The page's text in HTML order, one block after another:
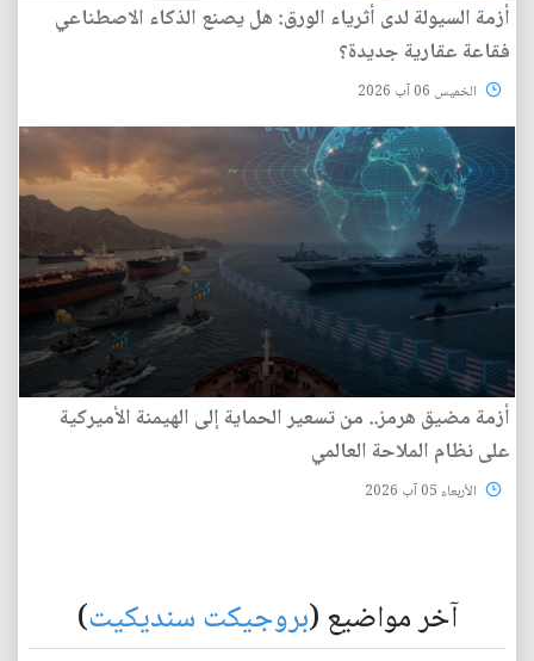
أزمة السيولة لدى أثرياء الورق: هل يصنع الذكاء الاصطناعي
فقاعة عقارية جديدة؟
الخميس 06 آب 2026
أزمة مضيق هرمز.. من تسعير الحماية إلى الهيمنة الأميركية
على نظام الملاحة العالمي
الأربعاء 05 آب 2026
آخر مواضيع (بروجيكت سنديكيت)